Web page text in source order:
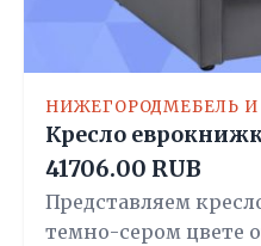
НИЖЕГОРОДМЕБЕЛЬ И
Кресло
41706.00 RUB
Представляем
темно-сером цвете